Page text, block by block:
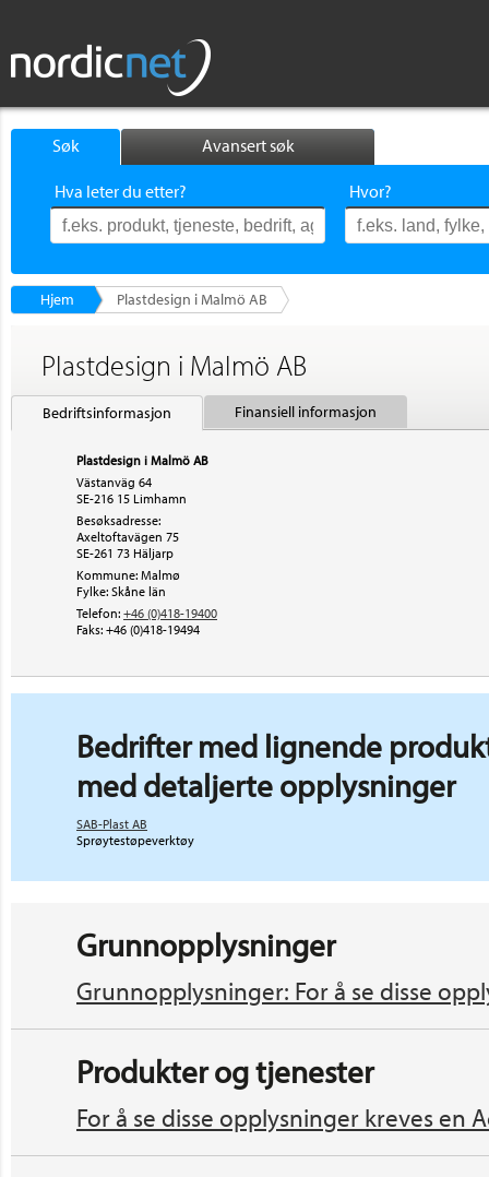
Søk Avansert søk
Hva leter du etter? Hvor?
Hjem Plastdesign i Malmö AB
Plastdesign i Malmö AB
Bedriftsinformasjon Finansiell informasjon
Plastdesign i Malmö AB
Västanväg 64
SE-216 15 Limhamn
Besøksadresse:
Axeltoftavägen 75
SE-261 73 Häljarp
Kommune: Malmø
Fylke: Skåne län
Telefon: +46 (0)418-19400
Faks: +46 (0)418-19494
Bedrifter med lignende
med detaljerte opplysninger
SAB-Plast AB
Sprøytestøpeverktøy
Grunnopplysninger
Grunnopplysninger: For å se disse
Produkter og tjenester
For å se disse opplysninger kreves en